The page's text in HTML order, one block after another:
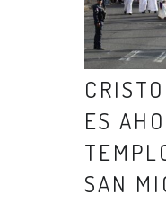
ES
SAN